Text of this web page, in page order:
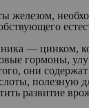
железом,
— цинком,
гормоны,
они
полезную
развитие